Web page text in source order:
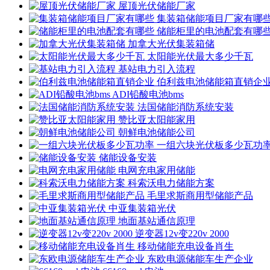
屋顶光伏储能厂家
集装箱储能项目厂家有哪
储能柜里的电池配套有哪
加拿大光伏集装箱储
太阳能光伏最大多少千瓦
基站电力引入流程
伯利兹电池储能箱直销企
ADI铅酸电池bms
法国储能消防系统安装
赞比亚太阳能家用
朝鲜电池储能公司
一组六块光伏板多少瓦功
储能设备安装
电网充电家用储能
科索沃电力储能方案
毛里求斯商用型储能产品
中亚集装箱光伏
地面基站通信原理
逆变器12v变220v 2000
移动储能充电设备肖生
东欧电源储能车生产企业